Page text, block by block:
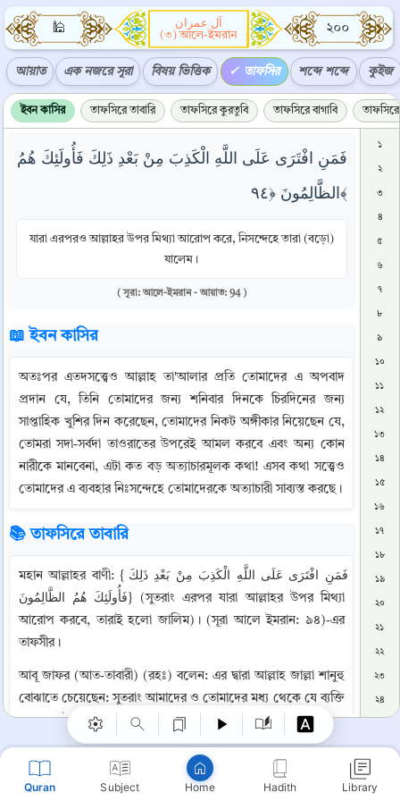
Quran Subject Home Hadith Library
🕌
آل عمران
(৩) আলে-ইমরান
২০০
আয়াত এক নজরে সূরা বিষয় ভিত্তিক তাফসির শব্দে শব্দে কুইজ
ইবন কাসির তাফসিরে তাবারি তাফসিরে কুরতুবি তাফসিরে বাগাবি তাফসিরে
فَمَنِ افْتَرَى عَلَى اللَّهِ الْكَذِبَ مِنْ بَعْدِ ذَلِكَ فَأُولَئِكَ هُمُ
الظَّالِمُونَ ﴿٩٤﴾
যারা এরপরও আল্লাহর উপর মিথ্যা আরোপ করে, নিসন্দেহে তারা (বড়ো)
যালেম।
( সূরা: আলে-ইমরান - আয়াত: 94 )
📖 ইবন কাসির
অতঃপর এতদসত্ত্বেও আল্লাহ তা'আলার প্রতি তোমাদের এ অপবাদ
প্রদান যে, তিনি তোমাদের জন্য শনিবার দিনকে চিরদিনের জন্য
সাপ্তাহিক খুশির দিন করেছেন, তোমাদের নিকট অঙ্গীকার নিয়েছেন যে,
তোমরা সদা-সর্বদা তাওরাতের উপরেই আমল করবে এবং অন্য কোন
নারীকে মানবেনা, এটা কত বড় অত্যাচারমূলক কথা! এসব কথা সত্ত্বেও
তোমাদের এ ব্যবহার নিঃসন্দেহে তোমাদেরকে অত্যাচারী সাব্যস্ত করছে।
📚 তাফসিরে তাবারি
মহান আল্লাহর বাণী: {فَمَنِ افْتَرَى عَلَى اللَّهِ الْكَذِبَ مِنْ بَعْدِ ذَلِكَ
فَأُولَئِكَ هُمُ الظَّالِمُونَ} (সুতরাং এরপর যারা আল্লাহর উপর মিথ্যা
আরোপ করবে, তারাই হলো জালিম)। (সূরা আলে ইমরান: ৯৪)-এর
তাফসীর।
আবূ জাফর (আত-তাবারী) (রহঃ) বলেন: এর দ্বারা আল্লাহ জাল্লা শানুহু
বোঝাতে চেয়েছেন: সুতরাং আমাদের ও তোমাদের মধ্য থেকে যে ব্যক্তি
আল্লাহর উপর মিথ্যাচার করবে—তাওরাত নিয়ে আসা, তা তিলাওয়াত
করা এবং তাতে (তাওরাতে) শিরা, উটের গোশত ও তার দুধ হারাম
হওয়ার ব্যাপারে তোমাদের দাবিকৃত বিধান না পাওয়ার পরও—"তারাই
হলো জালিম"। এর অর্থ হলো: তাদের মধ্যে যে এমনটি করবে,
১
২
৩
৪
৫
৬
৭
৮
৯
১০
১১
১২
১৩
১৪
১৫
১৬
১৭
১৮
১৯
২০
২১
২২
২৩
২৪
২৬
Copy